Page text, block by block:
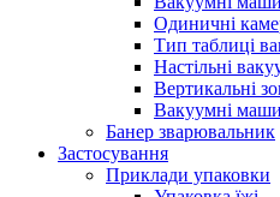
Одиничні
Тип таблиці
Настільні
Вертикальні
Вакуумні
Банер зварювальник
Застосування
Приклади упаковки